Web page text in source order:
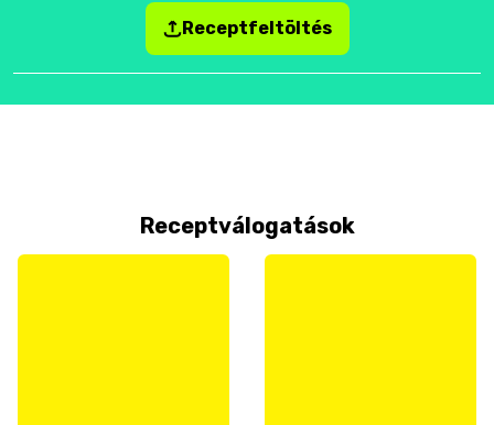
Receptfeltöltés
Receptválogatások